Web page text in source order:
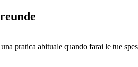
pratica abituale quando farai le tue